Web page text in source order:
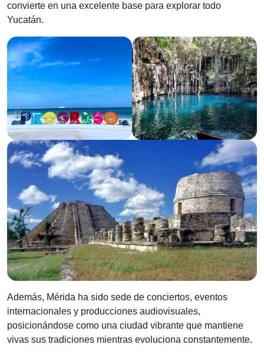
convierte en una excelente base para explorar todo
Yucatán.
Además, Mérida ha sido sede de conciertos, eventos
internacionales y producciones audiovisuales,
posicionándose como una ciudad vibrante que mantiene
vivas sus tradiciones mientras evoluciona constantemente.